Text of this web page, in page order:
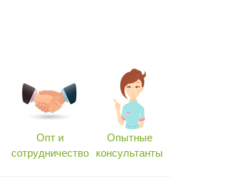
Опт и
сотрудничество
Опытные
консультанты